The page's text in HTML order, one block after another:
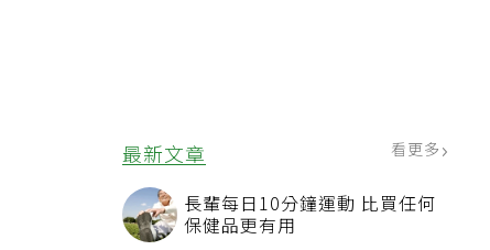
最新文章 看更多
長輩每日10分鐘運動 比買任何
保健品更有用